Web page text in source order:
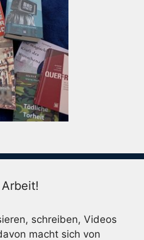
schreiben, Videos
macht sich von